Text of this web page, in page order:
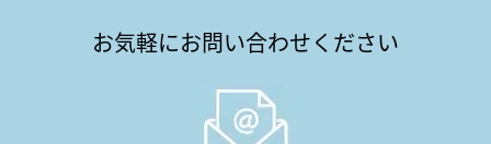
お気軽にお問い合わせください